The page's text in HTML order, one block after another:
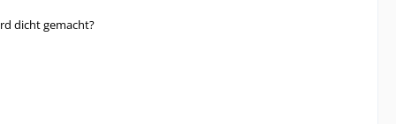
dicht gemacht?